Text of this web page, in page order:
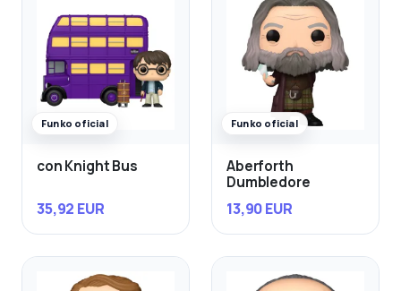
Funko oficial
con Knight Bus
35,92 EUR
Funko oficial
Aberforth
Dumbledore
13,90 EUR